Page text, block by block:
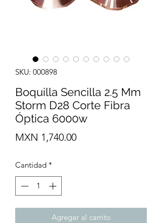
SKU: 000898
Boquilla Sencilla 2.5 Mm
Storm D28 Corte Fibra
Óptica 6000w
MXN 1,740.00Precio
Cantidad *
Agregar al carrito